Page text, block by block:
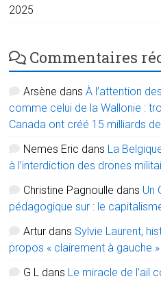
2025
Commentaires
Arsène dansÀ l’attention
comme celui de la Wallonie :
Canada ont créé 15 milliards
Nemes Eric dans La
à l’interdiction des drones
Christine Pagnoulle dans Un
pédagogique sur : le
Artur dans Sylvie Laurent,
propos « clairement à gauche »
G L dans Le miracle de l’ail